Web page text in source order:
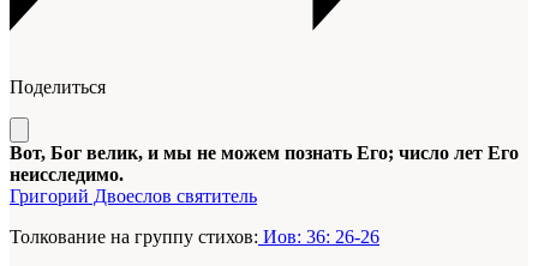
Поделиться
Вот, Бог велик, и мы не можем познать Его; число лет Его
неисследимо.
Григорий Двоеслов святитель
Толкование на группу стихов: Иов: 36: 26-26